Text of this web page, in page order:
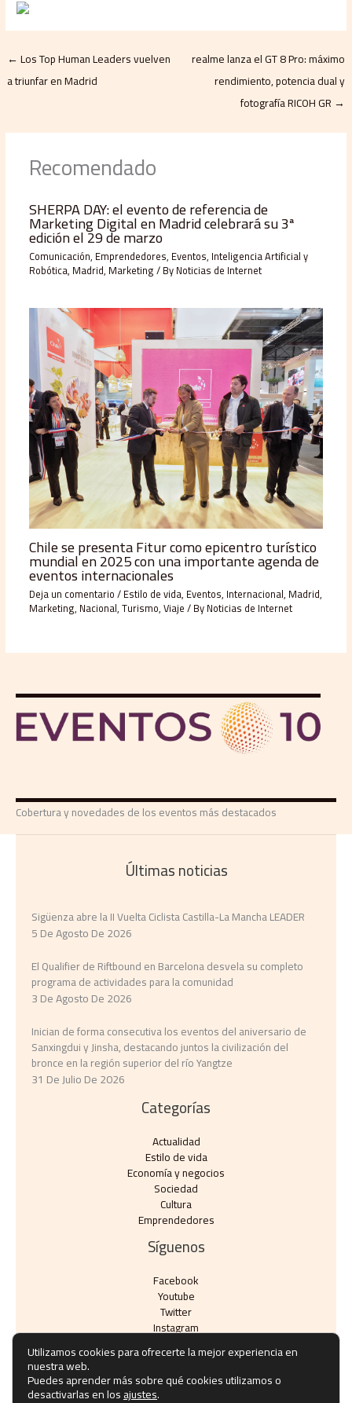
←Los Top Human Leaders vuelven
a triunfar en Madrid
realme lanza el GT 8 Pro: máximo
rendimiento, potencia dual y
fotografía RICOH GR →
Recomendado
SHERPA DAY: el evento de referencia de
Marketing Digital en Madrid celebrará su 3ª
edición el 29 de marzo
Comunicación, Emprendedores, Eventos, Inteligencia Artificial y
Robótica, Madrid, Marketing/ ByNoticias de Internet
Chile se presenta Fitur como epicentro turístico
mundial en 2025 con una importante agenda de
eventos internacionales
Deja un comentario/Estilo de vida, Eventos, Internacional, Madrid,
Marketing, Nacional,Turismo,Viaje/ ByNoticias de Internet
Cobertura y novedades de los eventos más destacados
Últimas noticias
Sigüenza abre la II Vuelta Ciclista Castilla-La Mancha LEADER
5 De Agosto De 2026
El Qualifier de Riftbound en Barcelona desvela su completo
programa de actividades para la comunidad
3 De Agosto De 2026
Inician de forma consecutiva los eventos del aniversario de
Sanxingdui y Jinsha, destacando juntos la civilización del
bronce en la región superior del río Yangtze
31 De Julio De 2026
Categorías
Actualidad
Estilo de vida
Economía y negocios​
Sociedad
Cultura
Emprendedores
Síguenos
Facebook
Youtube
Twitter
Instagram
Utilizamos cookies para ofrecerte la mejor experiencia en
nuestra web.
Puedes aprender más sobre qué cookies utilizamos o
desactivarlas en losajustes.